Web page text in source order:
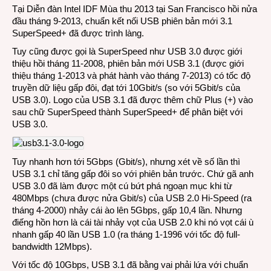
SAN
Tại Diễn đàn Intel IDF Mùa thu 2013 tại San Francisco hồi nửa
đầu tháng 9-2013, chuẩn kết nối USB phiên bản mới 3.1
SuperSpeed+ đã được trình làng.
Tuy cũng được gọi là SuperSpeed như USB 3.0 được giới
thiệu hồi tháng 11-2008, phiên bản mới USB 3.1 (được giới
thiệu tháng 1-2013 và phát hành vào tháng 7-2013) có tốc độ
truyền dữ liệu gấp đôi, đạt tới 10Gbit/s (so với 5Gbit/s của
USB 3.0). Logo của USB 3.1 đã được thêm chữ Plus (+) vào
sau chữ SuperSpeed thành SuperSpeed+ để phân biệt với
USB 3.0.
Tuy nhanh hơn tới 5Gbps (Gbit/s), nhưng xét về số lần thì
USB 3.1 chỉ tăng gấp đôi so với phiên bản trước. Chứ gã anh
USB 3.0 đã làm được một cú bứt phá ngoạn mục khi từ
480Mbps (chưa được nửa Gbit/s) của USB 2.0 Hi-Speed (ra
tháng 4-2000) nhảy cái ào lên 5Gbps, gấp 10,4 lần. Nhưng
điếng hồn hơn là cái tài nhảy vọt của USB 2.0 khi nó vọt cái ù
nhanh gấp 40 lần USB 1.0 (ra tháng 1-1996 với tốc độ full-
bandwidth 12Mbps).
Với tốc độ 10Gbps, USB 3.1 đã bằng vai phải lứa với chuẩn